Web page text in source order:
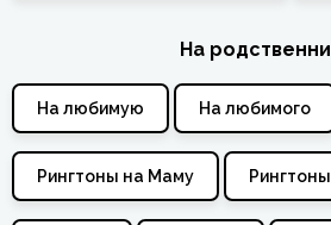
На
На любимую На любимого
Рингтоны на Маму